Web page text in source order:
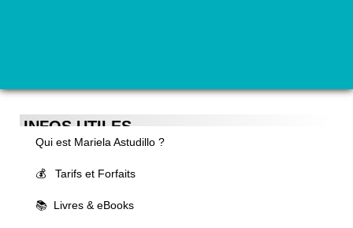
INFOS UTILES
Qui est Mariela Astudillo ?
💰 Tarifs et Forfaits
📚 Livres & eBooks